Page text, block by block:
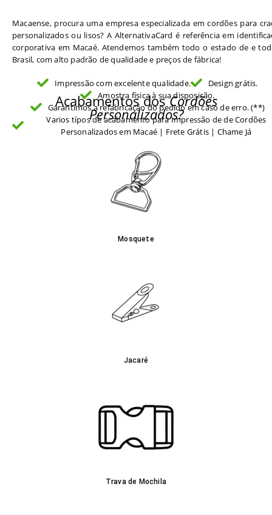
Macaense, procura uma empresa especializada em cordões para
personalizados ou lisos? A AlternativaCard é referência em
corporativa em Macaé. Atendemos também todo o estado de e
Brasil, com alto padrão de qualidade e preços de fábrica!
Impressão com excelente qualidade.
Design grátis.
Amostra física à sua disposição.
Garantimos a refabricação do pedido em caso de erro. (**)
Varios típos de acabamento para Impressão de de Cordões
Personalizados em Macaé | Frete Grátis | Chame Já
Acabamentos dosCordões
Personalizados?
Mosquete
Jacaré
Trava de Mochila